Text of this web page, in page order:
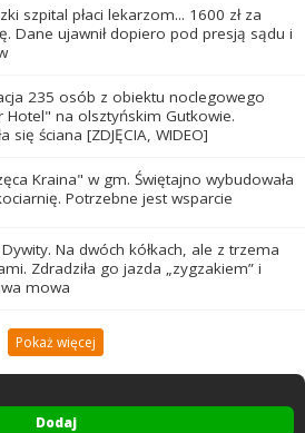
szpital płaci lekarzom... 1600 zł za
Dane ujawnił dopiero pod presją sądu i
235 osób z obiektu noclegowego
Hotel" na olsztyńskim Gutkowie.
się ściana [ZDJĘCIA, WIDEO]
Kraina" w gm. Świętajno wybudowała
Potrzebne jest wsparcie
Na dwóch kółkach, ale z trzema
Zdradziła go jazda „zygzakiem” i
mowa
Pokaż więcej
Dodaj